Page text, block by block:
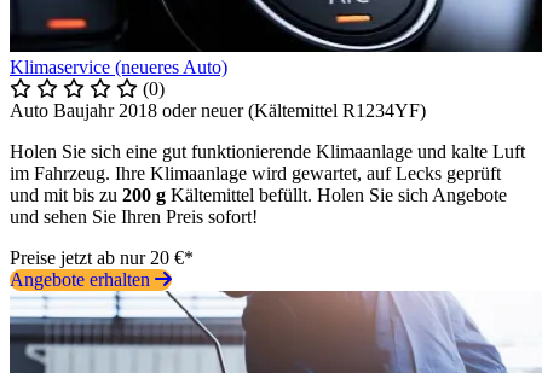
Klimaservice (neueres Auto)
(0)
Auto Baujahr 2018 oder neuer (Kältemittel R1234YF)
Holen Sie sich eine gut funktionierende Klimaanlage und kalte Luft
im Fahrzeug. Ihre Klimaanlage wird gewartet, auf Lecks geprüft
und mit bis zu 200 g Kältemittel befüllt. Holen Sie sich Angebote
und sehen Sie Ihren Preis sofort!
Preise jetzt ab nur 20 €*
Angebote erhalten